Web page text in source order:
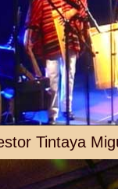
Tintaya